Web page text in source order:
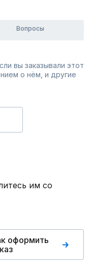
Вопросы
вы заказывали этот
о нём, и другие
им со
оформить